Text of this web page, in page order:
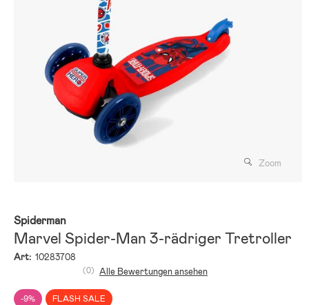
Zoom
Spiderman
Marvel Spider-Man 3-rädriger Tretroller
Art: 10283708
-9% FLASH SALE
(0) Alle Bewertungen ansehen